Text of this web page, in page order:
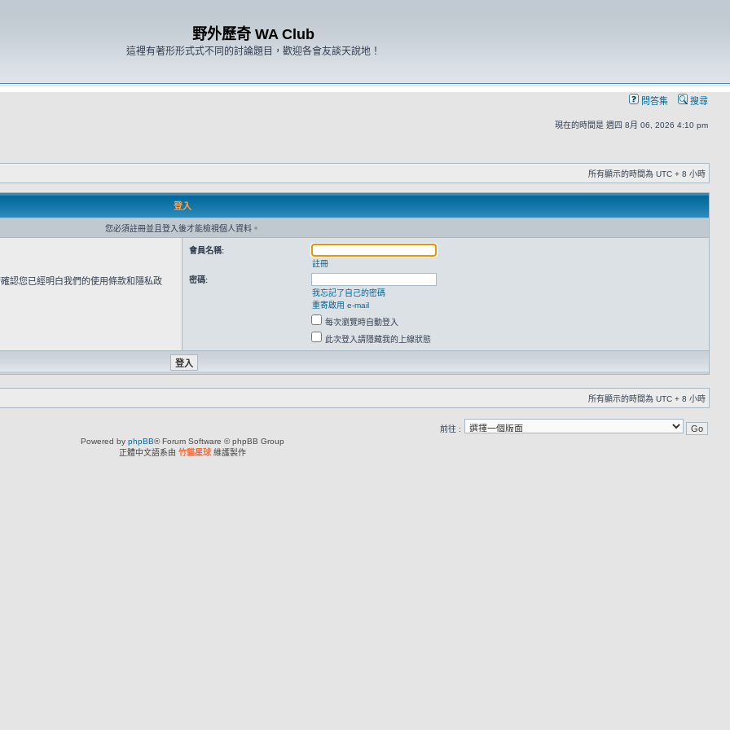
野外歷奇 WA Club
這裡有著形形式式不同的討論題目，歡迎各會友談天說地！
問答集 搜尋
現在的時間是 週四 8月 06, 2026 4:10 pm
所有顯示的時間為 UTC + 8 小時
登入
您必須註冊並且登入後才能檢視個人資料。
認您已經明白我們的使用條款和隱私政
會員名稱:
註冊
密碼:
我忘記了自己的密碼
重寄啟用 e-mail
每次瀏覽時自動登入
此次登入請隱藏我的上線狀態
所有顯示的時間為 UTC + 8 小時
前往 :
Powered by phpBB® Forum Software © phpBB Group
正體中文語系由 竹貓星球 維護製作